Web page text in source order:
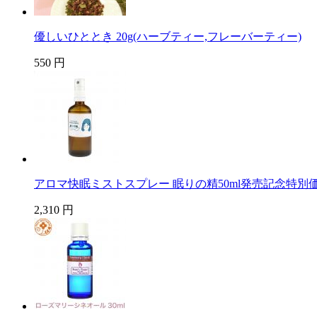
優しいひととき 20g(ハーブティー,フレーバーティー)
550 円
アロマ快眠ミストスプレー 眠りの精50ml発売記念特別
2,310 円